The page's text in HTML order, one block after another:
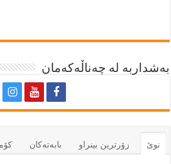
بەشداربە لە چەناڵەکەمان
نوێ زۆرترين بينراو بابەتەكان